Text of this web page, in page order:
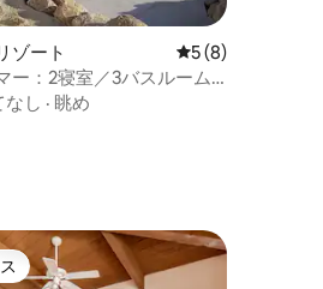
つ星の平均評価
ゾート レビュー8件、5
5 (8)
ー：2寝室／3バスルーム -
なし · 眺め